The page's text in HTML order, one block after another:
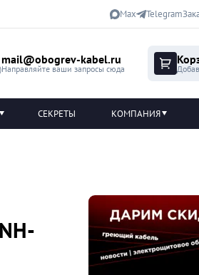
Max Telegram
mail@obogrev-kabel.ru
Направляйте ваши запросы сюда
СЕКРЕТЫ КОМПАНИЯ